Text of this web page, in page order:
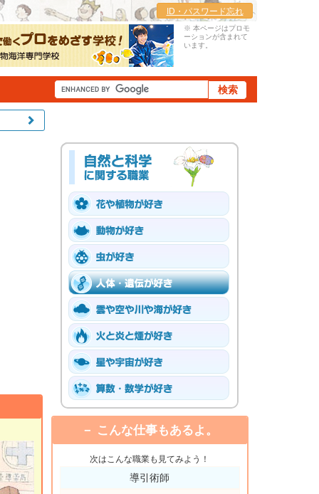
ID・パスワード忘れ
※ 本ページはプロモ
ーションが含まれて
います。
こんな仕事もあるよ。
次はこんな職業も見てみよう！
導引術師